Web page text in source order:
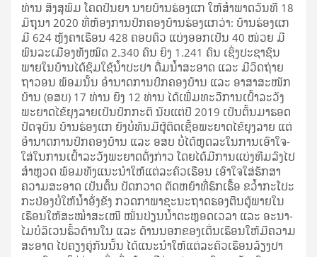
ທ່ານ ສິງ​ສຸ​ພົມ ໂຄດ​ປັນ­ຍາ ນາຍ­ບ້ານ​ຮ່ອງ​ແກ ໃຫ້​ສຳ­ພາດ​ວັນ​ທີ 18
ມິ­ຖຸ­ນາ 2020 ທີ່​ຫ້ອງ­ການ​ປົກ­ຄອງ​ບ້ານ​ຮ່ອງ​ແກ​ວ່າ: ບ້ານ​ຮ່ອງ​ແກ​
ມີ 624 ຫຼັງ­ຄາ​ເຮືອນ 428 ຄອບ­ຄົວ ແບ່ງ​ອອກ​ເປັນ 40 ໜ່ວຍ ມີ​
ພົນ­ລະ­ເມືອງ​ທັງ​ໝົດ 2.340 ຄົນ ຍິງ 1.241 ຄົນ ເຊິ່ງ​ປະ­ຊາ­ຊົນ​
ພາຍ​ໃນ​ບ້ານ​ໄດ້​ຊົມ­ໃຊ້​ນ້ຳ​ປະ­ປາ ດື່ມ­ນ້ຳ​ສະ­ອາດ ແລະ ມີ​ວິດ­ຖ່າຍ​
ຖາ­ວອນ ພ້ອມ​ນັ້ນ ອຳ­ນາດ​ການ​ປົກ­ຄອງ​ບ້ານ ແລະ ອາ­ສາ​ສະ​ໜັກ​
ບ້ານ (ອສບ) 17 ທ່ານ ຍິງ 12 ທ່ານ ໄດ້​ເພີ່ມ​ທະ­ວີ​ການ​ເຝົ້າ​ລະ­ວັງ​
ພະ­ຍາດ​ໄຂ້­ຍຸງ​ລາຍ​ເປັນ​ປົກ­ກະ­ຕິ ນັບ​ແຕ່​ປີ 2019 ເປັນ­ຕົ້ນ​ມາ​ຮອດ​
ປັດ­ຈຸ­ບັນ ບ້ານ​ຮ່ອງ​ແກ ຍັງ​ບໍ່​ທັນ​ມີ​ຜູ້​ຕິດ­ເຊື້ອ​ພະ­ຍາດ​ໄຂ້­ຍຸງ​ລາຍ ແຕ່​
ອຳ­ນາດ​ການ​ປົກ­ຄອງ​ບ້ານ ແລະ ອສບ ບໍ່​ໄດ້​ຫຼຸດ​ລະ​ໃນ​ການ​ເອົາ­ໃຈ­
ໃສ່​ໃນ​ການ​ເຝົ້າ​ລະ­ວັງ​ພະ­ຍາດ​ດັ່ງ­ກ່າວ ໂດຍ​ໄດ້​ມີ​ການ​ແບ່ງ​ທີມ​ລົງ​ໄປ​
ສຳ​ຫຼວດ ພ້ອມ​ທັງ​ແນະ­ນຳ​ໃຫ້​ແຕ່​ລະ​ຄົວ​ເຮືອນ ເອົາ­ໃຈ­ໃສ່​ຮັກ­ສາ​
ຄວາມ​ສະ­ອາດ ເປັນ­ຕົ້ນ ປັດ­ກວາດ ຕັດ​ຫຍ້າ​ທີ່​ຮົກ­ເຮື້ອ ຂວ້ຳ​ກະ­ໂປະ​
ກະ​ປ໋ອງ​ບໍ່​ໃຫ້​ນ້ຳ​ອັ່ງ​ຂັງ ກວດ­ກາ​ພາ­ຊະ­ນະ​ຖາດ​ຮອງ​ຕີນ​ຕູ້​ພາຍ​ໃນ​
ເຮືອນ​ໃຫ້​ສະ​ໝ່ຳ​ສະ­ເໜີ ໜັ່ນ​ປ່ຽນ​ນ້ຳ​ຕະ­ຫຼອດ​ເວ­ລາ ແລະ ອະ­ນາ­
ໄມ​ບໍ­ລິ­ເວນ​ຮົ້ວ​ດ້ານ​ໃນ ແລະ ດ້ານ​ນອກ​ຂອງ​ເດີ່ນ​ເຮືອນ​ໃຫ້​ມີ​ຄວາມ​
ສະ­ອາດ ໄປ​ຄຽງ​ຄູ່​ກັນ​ນັ້ນ ໄດ້​ແນະ­ນຳ​ໃຫ້​ແຕ່​ລະ​ຄົວ​ເຮືອນ​ລ້ຽງ​ປາ​